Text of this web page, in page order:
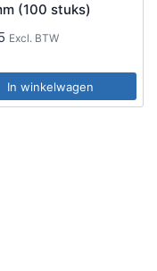
(100 stuks)
Excl. BTW
In winkelwagen